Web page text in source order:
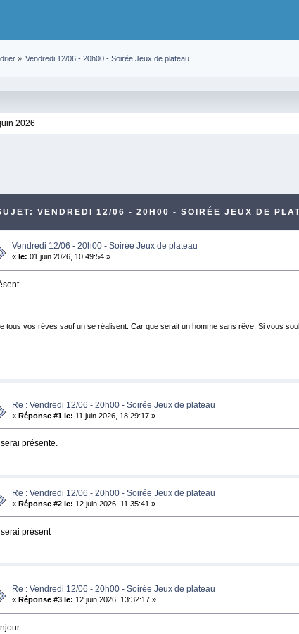
» Vendredi 12/06 - 20h00 - Soirée Jeux de plateau
2026
VENDREDI 12/06 - 20H00 - SOIRÉE JEUX DE
Vendredi 12/06 - 20h00 - Soirée Jeux de plateau
« le: 01 juin 2026, 10:49:54 »
tous vos rêves sauf un se réalisent. Car que serait un homme sans rêve. Si vous
Re : Vendredi 12/06 - 20h00 - Soirée Jeux de plateau
« Réponse #1 le: 11 juin 2026, 18:29:17 »
présente.
Re : Vendredi 12/06 - 20h00 - Soirée Jeux de plateau
« Réponse #2 le: 12 juin 2026, 11:35:41 »
présent
Re : Vendredi 12/06 - 20h00 - Soirée Jeux de plateau
« Réponse #3 le: 12 juin 2026, 13:32:17 »